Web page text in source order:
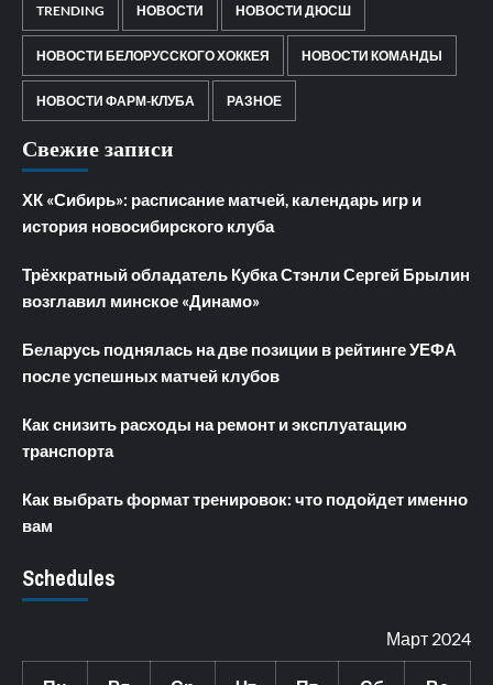
TRENDING НОВОСТИ НОВОСТИ ДЮСШ
НОВОСТИ БЕЛОРУССКОГО ХОККЕЯ НОВОСТИ КОМАНДЫ
НОВОСТИ ФАРМ-КЛУБА РАЗНОЕ
Свежие записи
ХК «Сибирь»: расписание матчей, календарь игр и
история новосибирского клуба
Трёхкратный обладатель Кубка Стэнли Сергей Брылин
возглавил минское «Динамо»
Беларусь поднялась на две позиции в рейтинге УЕФА
после успешных матчей клубов
Как снизить расходы на ремонт и эксплуатацию
транспорта
Как выбрать формат тренировок: что подойдет именно
вам
Schedules
Март 2024